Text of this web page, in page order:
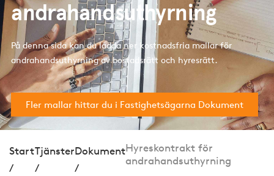
andrahandsuthyrning
På denna sida kan du ladda ner kostnadsfria mallar för
andrahandsuthyrning av bostadsrätt och hyresrätt.
Fler mallar hittar du i Fastighetsägarna Dokument
Start
/
Tjänster
/
Dokument
/
Hyreskontrakt för
andrahandsuthyrning